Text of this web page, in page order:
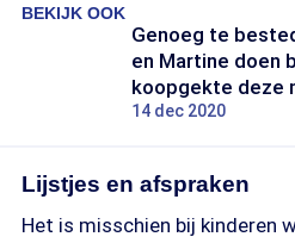
BEKIJK OOK
Genoeg te
en Martine doen
koopgekte deze
14 dec 2020
Lijstjes en afspraken
Het is misschien bij kinderen